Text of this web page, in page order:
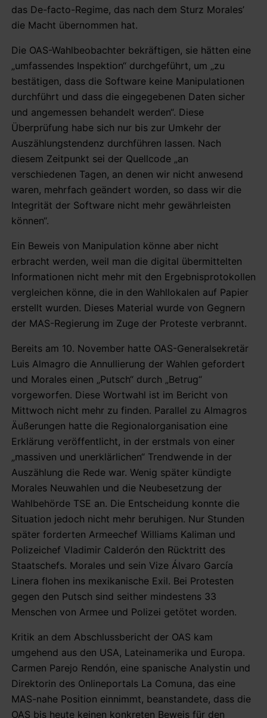
das De-facto-Regime, das nach dem Sturz Morales’
die Macht übernommen hat.
Die OAS-Wahlbeobachter bekräftigen, sie hätten eine
„umfassendes Inspektion“ durchgeführt, um „zu
bestätigen, dass die Software keine Manipulationen
durchführt und dass die eingegebenen Daten sicher
und angemessen behandelt werden“. Diese
Überprüfung habe sich nur bis zur Umkehr der
Auszählungstendenz durchführen lassen. Nach
diesem Zeitpunkt sei der Quellcode „an
verschiedenen Tagen, an denen wir nicht anwesend
waren, mehrfach geändert worden, so dass wir die
Integrität der Software nicht mehr gewährleisten
können“.
Ein Beweis von Manipulation könne aber nicht
erbracht werden, weil man die digital übermittelten
Informationen nicht mehr mit den Ergebnisprotokollen
vergleichen könne, die in den Wahllokalen auf Papier
erstellt wurden. Dieses Material wurde von Gegnern
der MAS-Regierung im Zuge der Proteste verbrannt.
Bereits am 10. November hatte OAS-Generalsekretär
Luis Almagro die Annullierung der Wahlen gefordert
und Morales einen „Putsch“ durch „Betrug“
vorgeworfen. Diese Wortwahl ist im Bericht von
Mittwoch nicht mehr zu finden. Parallel zu Almagros
Äußerungen hatte die Regionalorganisation eine
Erklärung veröffentlicht, in der erstmals von einer
„massiven und unerklärlichen“ Trendwende in der
Auszählung die Rede war. Wenig später kündigte
Morales Neuwahlen und die Neubesetzung der
Wahlbehörde TSE an. Die Entscheidung konnte die
Situation jedoch nicht mehr beruhigen. Nur Stunden
später forderten Armeechef Williams Kaliman und
Polizeichef Vladimir Calderón den Rücktritt des
Staatschefs. Morales und sein Vize Álvaro García
Linera flohen ins mexikanische Exil. Bei Protesten
gegen den Putsch sind seither mindestens 33
Menschen von Armee und Polizei getötet worden.
Kritik an dem Abschlussbericht der OAS kam
umgehend aus den USA, Lateinamerika und Europa.
Carmen Parejo Rendón, eine spanische Analystin und
Direktorin des Onlineportals La Comuna, das eine
MAS-nahe Position einnimmt, beanstandete, dass die
OAS bis heute keinen konkreten Beweis für den